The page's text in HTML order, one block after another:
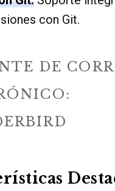
con Git.
DE